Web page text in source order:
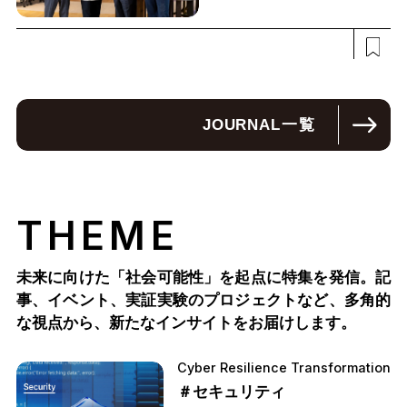
JOURNAL一覧
THEME
未来に向けた「社会可能性」を起点に特集を発信。記
事、イベント、実証実験のプロジェクトなど、多角的
な視点から、新たなインサイトをお届けします。
Cyber Resilience Transformation
＃セキュリティ